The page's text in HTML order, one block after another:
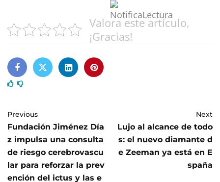
Valora este artículo,
¡Gracias!
Previous
Fundación Jiménez Día
z impulsa una consulta
de riesgo cerebrovascu
lar para reforzar la prev
ención del ictus y las e
Next
Lujo al alcance de todo
s: el nuevo diamante d
e Zeeman ya está en E
spaña